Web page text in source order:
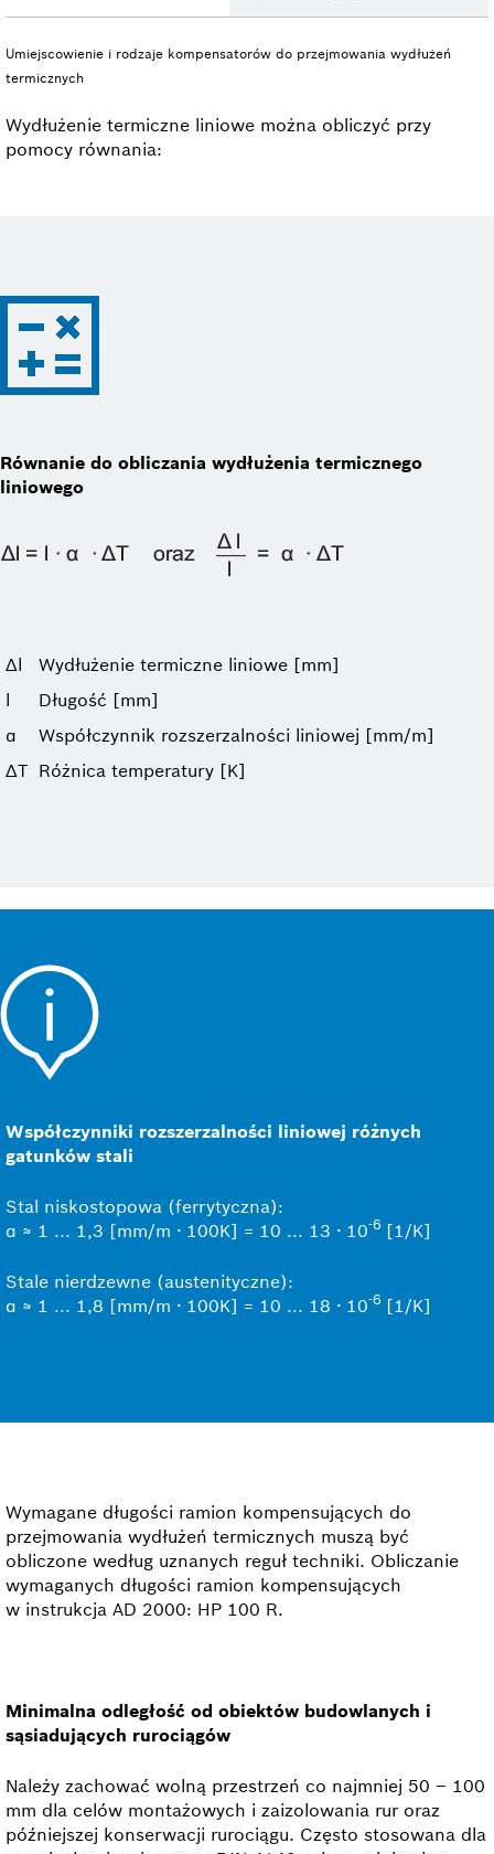
Umiejscowienie i rodzaje kompensatorów do przejmowania wydłużeń
termicznych
Wydłużenie termiczne liniowe można obliczyć przy
pomocy równania:
Równanie do obliczania wydłużenia termicznego
liniowego
Δl
Wydłużenie termiczne liniowe [mm]
l
Długość [mm]
α
Współczynnik rozszerzalności liniowej [mm/m]
ΔT Różnica temperatury [K]
Współczynniki rozszerzalności liniowej różnych
gatunków stali
Stal niskostopowa (ferrytyczna):
α ≈ 1 ... 1,3 [mm/m ∙ 100K] = 10 ... 13 ∙ 10-6 [1/K]
Stale nierdzewne (austenityczne):
α ≈ 1 ... 1,8 [mm/m ∙ 100K] = 10 ... 18 ∙ 10-6 [1/K]
Wymagane długości ramion kompensujących do
przejmowania wydłużeń termicznych muszą być
obliczone według uznanych reguł techniki. Obliczanie
wymaganych długości ramion kompensujących
w instrukcja AD 2000: HP 100 R.
Minimalna odległość od obiektów budowlanych i
sąsiadujących rurociągów
Należy zachować wolną przestrzeń co najmniej 50 – 100
mm dla celów montażowych i zaizolowania rur oraz
późniejszej konserwacji rurociągu. Często stosowana dla